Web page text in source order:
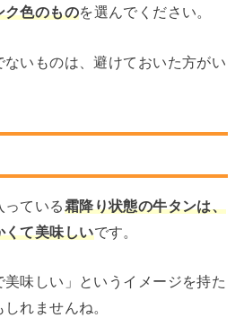
ク色のものを選んでください。
ないものは、避けておいた方がい
っている霜降り状態の牛タンは、
くて美味しいです。
味しい」というイメージを持た
れませんね。